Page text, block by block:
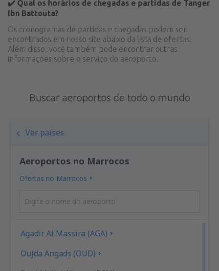
✔️ Qual os horários de chegadas e partidas de Tanger
Ibn Battouta?
Os cronogramas de partidas e chegadas podem ser
encontrados em nosso site abaixo da lista de ofertas.
Além disso, você também pode encontrar outras
informações sobre o serviço do aeroporto.
Buscar aeroportos de todo o mundo
Ver países
Aeroportos no Marrocos
Ofertas no Marrocos
Agadir Al Massira (AGA)
Oujda Angads (OUD)